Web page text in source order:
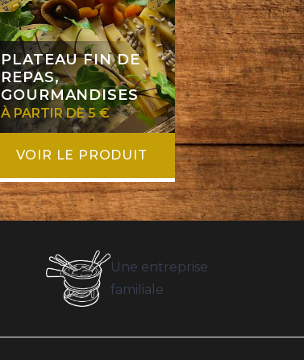
PLATEAU FIN DE
REPAS,
GOURMANDISES
À PARTIR DE 5 €
VOIR LE PRODUIT
Une entreprise
familiale